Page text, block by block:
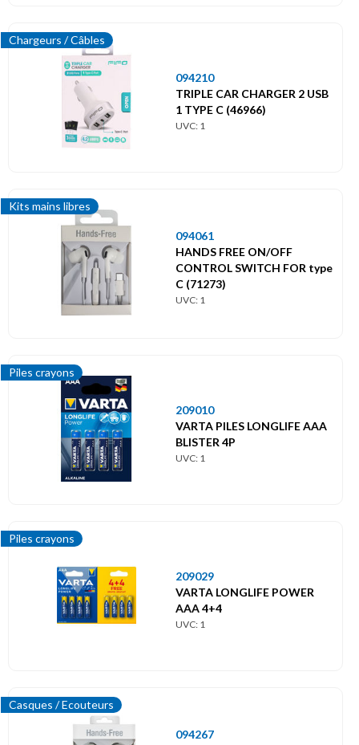
Chargeurs / Câbles
094210
TRIPLE CAR CHARGER 2 USB
1 TYPE C (46966)
UVC: 1
Kits mains libres
094061
HANDS FREE ON/OFF
CONTROL SWITCH FOR type
C (71273)
UVC: 1
Piles crayons
209010
VARTA PILES LONGLIFE AAA
BLISTER 4P
UVC: 1
Piles crayons
209029
VARTA LONGLIFE POWER
AAA 4+4
UVC: 1
Casques / Ecouteurs
094267